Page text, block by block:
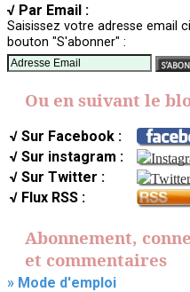
√ Par Email :
Saisissez votre adresse email
bouton "S'abonner" :
Ou en suivant le
√ Sur Facebook :
√ Sur instagram :
√ Sur Twitter :
√ Flux RSS :
Abonnement,
et commentaires
» Mode d'emploi